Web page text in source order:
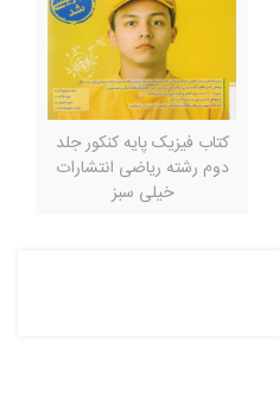
کتاب فیزیک پایه کنکور جلد
دوم رشته ریاضی انتشارات
خیلی سبز